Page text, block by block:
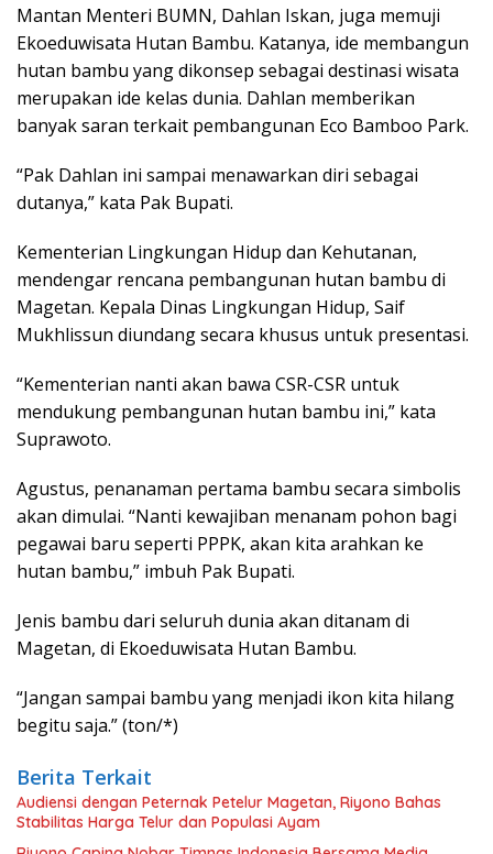
Mantan Menteri BUMN, Dahlan Iskan, juga memuji
Ekoeduwisata Hutan Bambu. Katanya, ide membangun
hutan bambu yang dikonsep sebagai destinasi wisata
merupakan ide kelas dunia. Dahlan memberikan
banyak saran terkait pembangunan Eco Bamboo Park.
“Pak Dahlan ini sampai menawarkan diri sebagai
dutanya,” kata Pak Bupati.
Kementerian Lingkungan Hidup dan Kehutanan,
mendengar rencana pembangunan hutan bambu di
Magetan. Kepala Dinas Lingkungan Hidup, Saif
Mukhlissun diundang secara khusus untuk presentasi.
“Kementerian nanti akan bawa CSR-CSR untuk
mendukung pembangunan hutan bambu ini,” kata
Suprawoto.
Agustus, penanaman pertama bambu secara simbolis
akan dimulai. “Nanti kewajiban menanam pohon bagi
pegawai baru seperti PPPK, akan kita arahkan ke
hutan bambu,” imbuh Pak Bupati.
Jenis bambu dari seluruh dunia akan ditanam di
Magetan, di Ekoeduwisata Hutan Bambu.
“Jangan sampai bambu yang menjadi ikon kita hilang
begitu saja.” (ton/*)
Berita Terkait
Audiensi dengan Peternak Petelur Magetan, Riyono Bahas
Stabilitas Harga Telur dan Populasi Ayam